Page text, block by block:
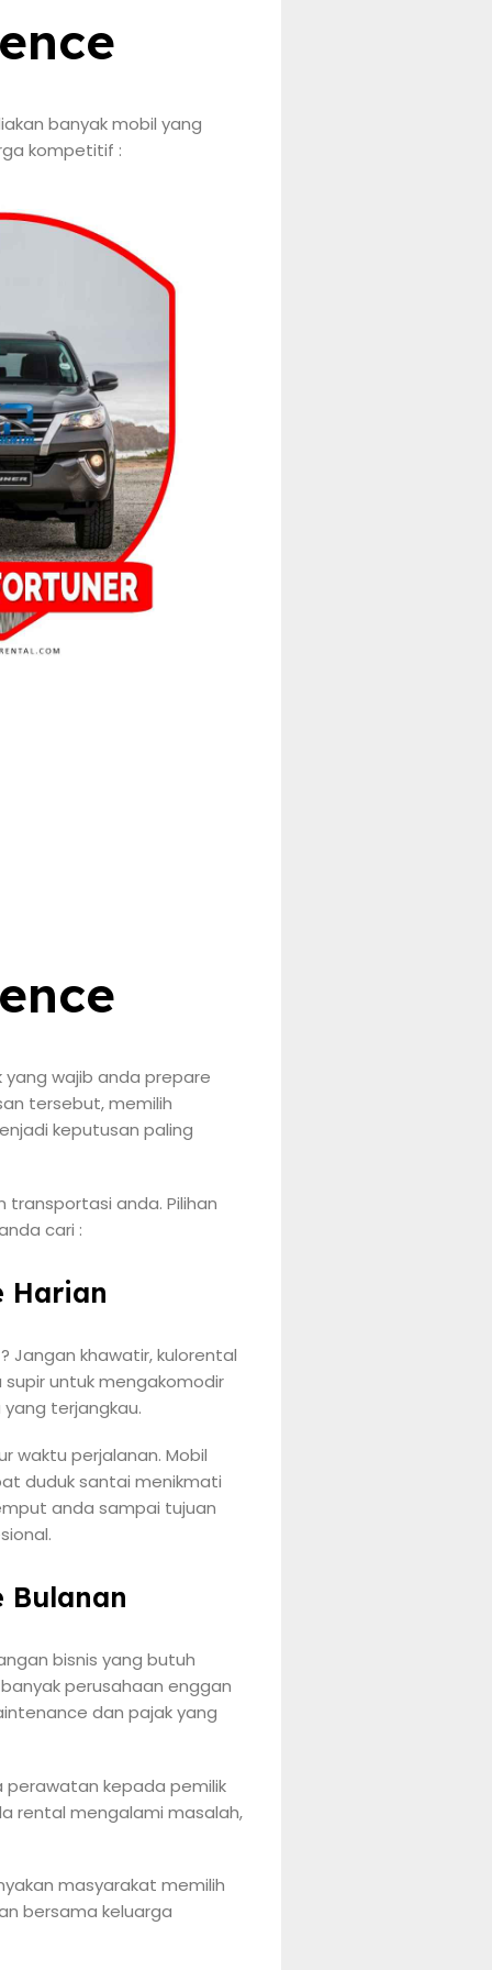
banyak mobil yang
kompetitif :
yang wajib anda prepare
tersebut, memilih
keputusan paling
anda. Pilihan
cari :
Harian
Jangan khawatir, kulorental
untuk mengakomodir
terjangkau.
waktu perjalanan. Mobil
duduk santai menikmati
anda sampai tujuan
Bulanan
bisnis yang butuh
perusahaan enggan
dan pajak yang
perawatan kepada pemilik
rental mengalami masalah,
masyarakat memilih
bersama keluarga